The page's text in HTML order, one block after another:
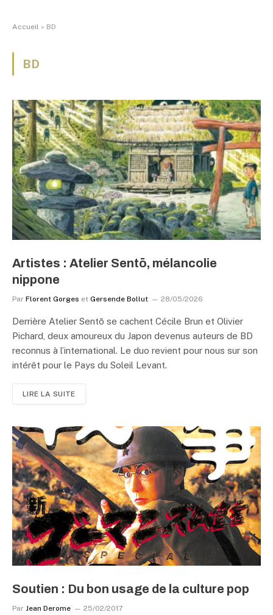
Accueil » BD
BD
Artistes : Atelier Sentō, mélancolie
nippone
Par Florent Gorges et Gersende Bollut 28/05/2026
Derrière Atelier Sentō se cachent Cécile Brun et Olivier
Pichard, deux amoureux du Japon devenus auteurs de BD
reconnus à l’international. Le duo revient pour nous sur son
intérêt pour le Pays du Soleil Levant.
LIRE LA SUITE
Soutien : Du bon usage de la culture pop
Par Jean Derome 25/02/2017